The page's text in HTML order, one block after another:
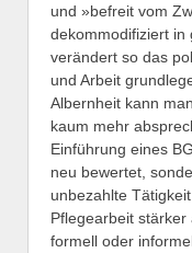
und »befreit vom
dekommodifiziert in
verändert so das
und Arbeit
Albernheit kann
kaum mehr
Einführung eines
neu bewertet,
unbezahlte
Pflegearbeit
formell oder